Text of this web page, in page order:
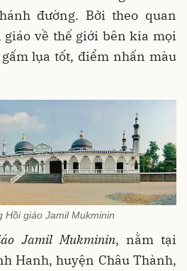
đường. Bởi theo quan
về thế giới bên kia mọi
lụa tốt, điểm nhấn màu
Hồi giáo Jamil Mukminin
Jamil Mukminin, nằm tại
Hanh, huyện Châu Thành,